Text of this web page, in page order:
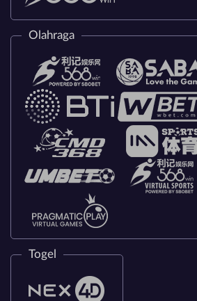
Olahraga
Togel